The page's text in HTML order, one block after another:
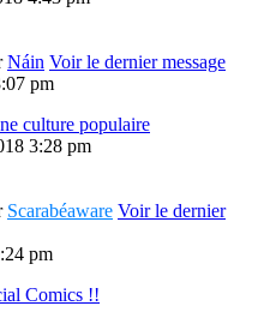
Náin Voir le dernier message
pm
culture populaire
3:28 pm
Scarabéaware Voir le dernier
pm
Comics !!